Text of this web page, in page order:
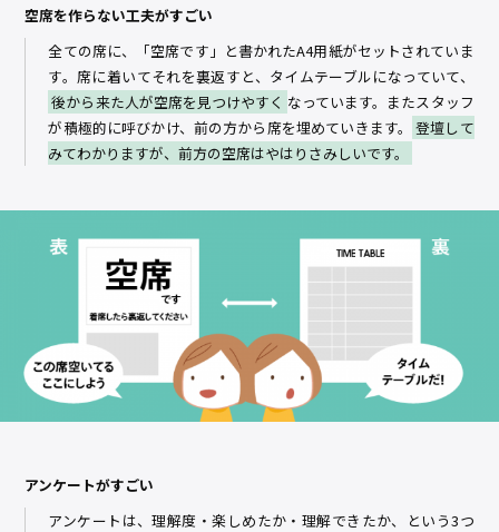
空席を作らない工夫がすごい
全ての席に、「空席です」と書かれたA4用紙がセットされていま
す。席に着いてそれを裏返すと、タイムテーブルになっていて、
後から来た人が空席を見つけやすく なっています。またスタッフ
が積極的に呼びかけ、前の方から席を埋めていきます。
登壇して
みてわかりますが、前方の空席はやはりさみしいです。
アンケートがすごい
アンケートは、理解度・楽しめたか・理解できたか、という3つ